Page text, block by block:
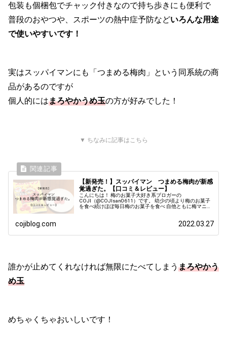
包装も個梱包でチャック付きなので持ち歩きにも便利で
普段のおやつや、スポーツの熱中症予防などいろんな用途
で使いやすいです！
実はスッパイマンにも「つまめる梅肉」という同系統の商
品があるのですが
個人的にはまろやかうめ玉の方が好みでした！
▼ ちなみに記事はこちら
【新発売！】スッパイマン つまめる梅肉が新感
覚過ぎた。【口コミ＆レビュー】
こんにちは！ 梅のお菓子大好き系ブロガーの
COJI（@COJIsan0611）です。 幼少の頃より梅のお菓子
を食べ続けほぼ毎日梅のお菓子を食べ 自他ともに梅マニア
cojiblog.com 2022.03.27
誰かが止めてくれなければ無限にたべてしまう まろやかう
め玉
めちゃくちゃおいしいです！